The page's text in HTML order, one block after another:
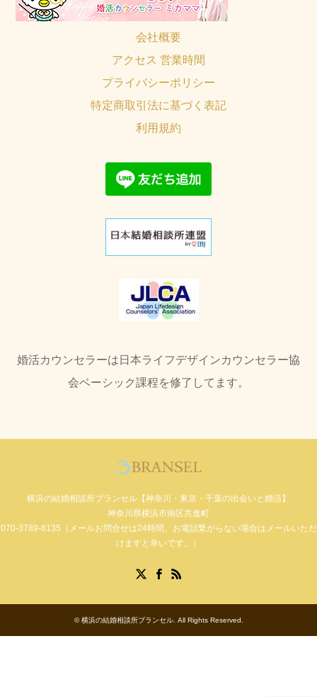
会社概要
アクセス 営業時間
プライバシーポリシー
特定商取引法に基づく表記
利用規約
婚活カウンセラーは日本ライフデザインカウンセラー協
会ベーシック課程を修了してます。
横浜の結婚相談所ブランセル【神奈川・東京・千葉の出会いと婚活】
神奈川県横浜市南区共進町
070-3789-8135（メールお問合せは24時間。お電話繋がらない場合はメールいただ
けますと幸いです。）
©横浜の結婚相談所ブランセル. All Rights Reserved.